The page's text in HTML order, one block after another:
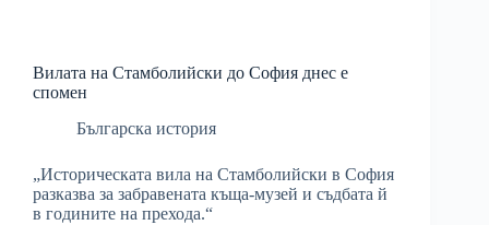
Вилата на Стамболийски до София днес е
спомен
Българска история
„Историческата вилa на Стамболийски в София
разказва за забравената къща-музей и съдбата й
в годините на прехода.“